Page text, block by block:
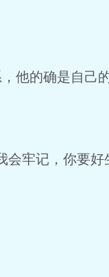
的确是自己
牢记，你要好